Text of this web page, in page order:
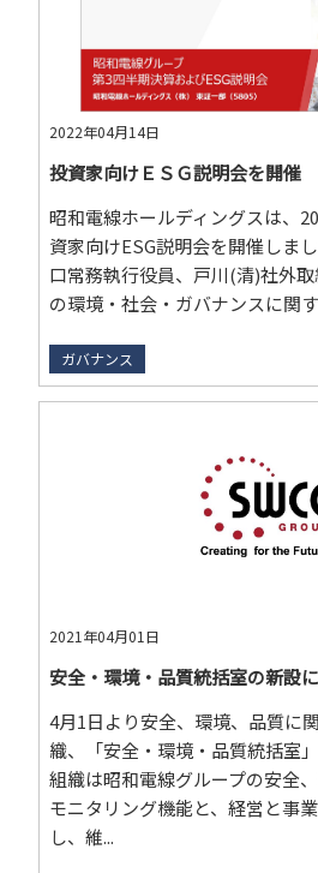
2022年04月14日
投資家向けＥＳＧ説明会を開催
昭和電線ホールディングスは、
資家向けESG説明会を開催しま
口常務執行役員、戸川(清)社外
の環境・社会・ガバナンスに関
ガバナンス
2021年04月01日
安全・環境・品質統括室の新設
4月1日より安全、環境、品質に
織、「安全・環境・品質統括室
組織は昭和電線グループの安全
モニタリング機能と、経営と事
し、維...